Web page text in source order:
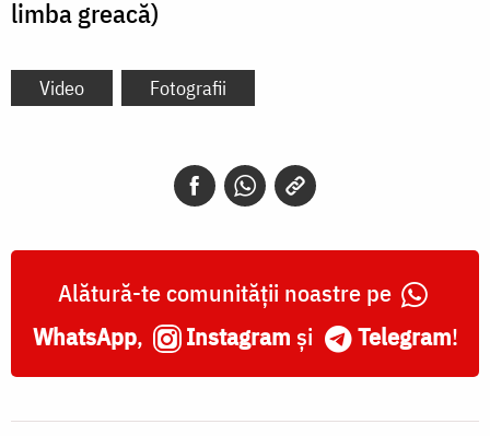
limba greacă)
Video Fotografii
Alătură-te comunității noastre pe
WhatsApp, Instagram și Telegram!